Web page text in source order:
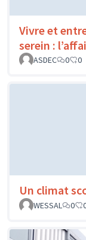
Vivre et
serein :
ASDEC
0 0
Un climat
WESSAL
0